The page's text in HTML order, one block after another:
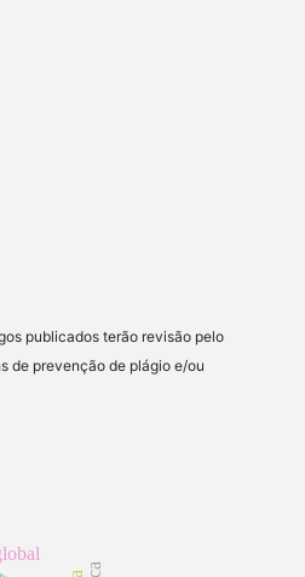
publicados terão revisão pelo
de prevenção de plágio e/ou